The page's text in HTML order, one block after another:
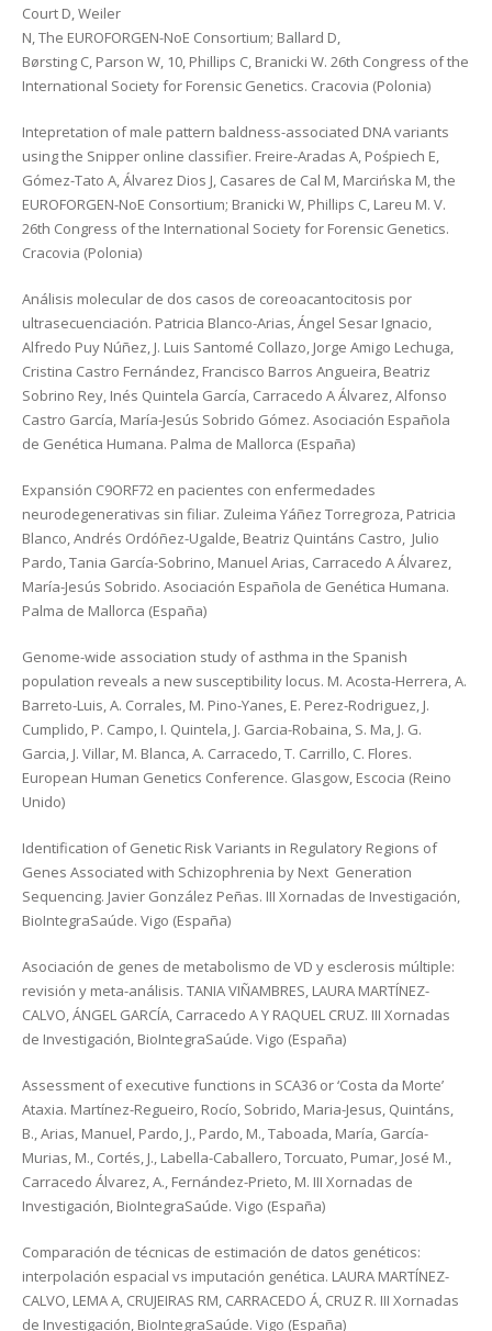
Court D, Weiler
N, The EUROFORGEN-NoE Consortium; Ballard D,
Børsting C, Parson W, 10, Phillips C, Branicki W. 26th Congress of the
International Society for Forensic Genetics. Cracovia (Polonia)
Intepretation of male pattern baldness-associated DNA variants
using the Snipper online classifier. Freire-Aradas A, Pośpiech E,
Gómez-Tato A, Álvarez Dios J, Casares de Cal M, Marcińska M, the
EUROFORGEN-NoE Consortium; Branicki W, Phillips C, Lareu M. V.
26th Congress of the International Society for Forensic Genetics.
Cracovia (Polonia)
Análisis molecular de dos casos de coreoacantocitosis por
ultrasecuenciación. Patricia Blanco-Arias, Ángel Sesar Ignacio,
Alfredo Puy Núñez, J. Luis Santomé Collazo, Jorge Amigo Lechuga,
Cristina Castro Fernández, Francisco Barros Angueira, Beatriz
Sobrino Rey, Inés Quintela García, Carracedo A Álvarez, Alfonso
Castro García, María-Jesús Sobrido Gómez. Asociación Española
de Genética Humana. Palma de Mallorca (España)
Expansión C9ORF72 en pacientes con enfermedades
neurodegenerativas sin filiar. Zuleima Yáñez Torregroza, Patricia
Blanco, Andrés Ordóñez-Ugalde, Beatriz Quintáns Castro, Julio
Pardo, Tania García-Sobrino, Manuel Arias, Carracedo A Álvarez,
María-Jesús Sobrido. Asociación Española de Genética Humana.
Palma de Mallorca (España)
Genome-wide association study of asthma in the Spanish
population reveals a new susceptibility locus. M. Acosta-Herrera, A.
Barreto-Luis, A. Corrales, M. Pino-Yanes, E. Perez-Rodriguez, J.
Cumplido, P. Campo, I. Quintela, J. Garcia-Robaina, S. Ma, J. G.
Garcia, J. Villar, M. Blanca, A. Carracedo, T. Carrillo, C. Flores.
European Human Genetics Conference. Glasgow, Escocia (Reino
Unido)
Identification of Genetic Risk Variants in Regulatory Regions of
Genes Associated with Schizophrenia by Next Generation
Sequencing. Javier González Peñas. III Xornadas de Investigación,
BioIntegraSaúde. Vigo (España)
Asociación de genes de metabolismo de VD y esclerosis múltiple:
revisión y meta-análisis. TANIA VIÑAMBRES, LAURA MARTÍNEZ-
CALVO, ÁNGEL GARCÍA, Carracedo A Y RAQUEL CRUZ. III Xornadas
de Investigación, BioIntegraSaúde. Vigo (España)
Assessment of executive functions in SCA36 or ‘Costa da Morte’
Ataxia. Martínez-Regueiro, Rocío, Sobrido, Maria-Jesus, Quintáns,
B., Arias, Manuel, Pardo, J., Pardo, M., Taboada, María, García-
Murias, M., Cortés, J., Labella-Caballero, Torcuato, Pumar, José M.,
Carracedo Álvarez, A., Fernández-Prieto, M. III Xornadas de
Investigación, BioIntegraSaúde. Vigo (España)
Comparación de técnicas de estimación de datos genéticos:
interpolación espacial vs imputación genética. LAURA MARTÍNEZ-
CALVO, LEMA A, CRUJEIRAS RM, CARRACEDO Á, CRUZ R. III Xornadas
de Investigación, BioIntegraSaúde. Vigo (España)